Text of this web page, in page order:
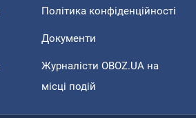
Політика конфіденційності
Документи
Журналісти OBOZ.UA на
місці подій